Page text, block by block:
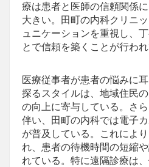
療は患者と医師の信頼関係
大きい。田町の内科クリニ
ュニケーションを重視し、
とで信頼を築くことが行われ
医療従事者が患者の悩みに
探るスタイルは、地域住民
の向上に寄与している。さ
伴い、田町の内科では電子
が普及している。これによ
れ、患者の待機時間の短縮
れている。特に遠隔診療は